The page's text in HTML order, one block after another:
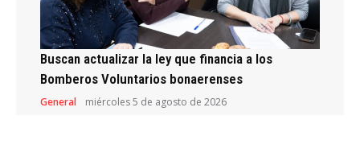
Buscan actualizar la ley que financia a los
Bomberos Voluntarios bonaerenses
General miércoles 5 de agosto de 2026